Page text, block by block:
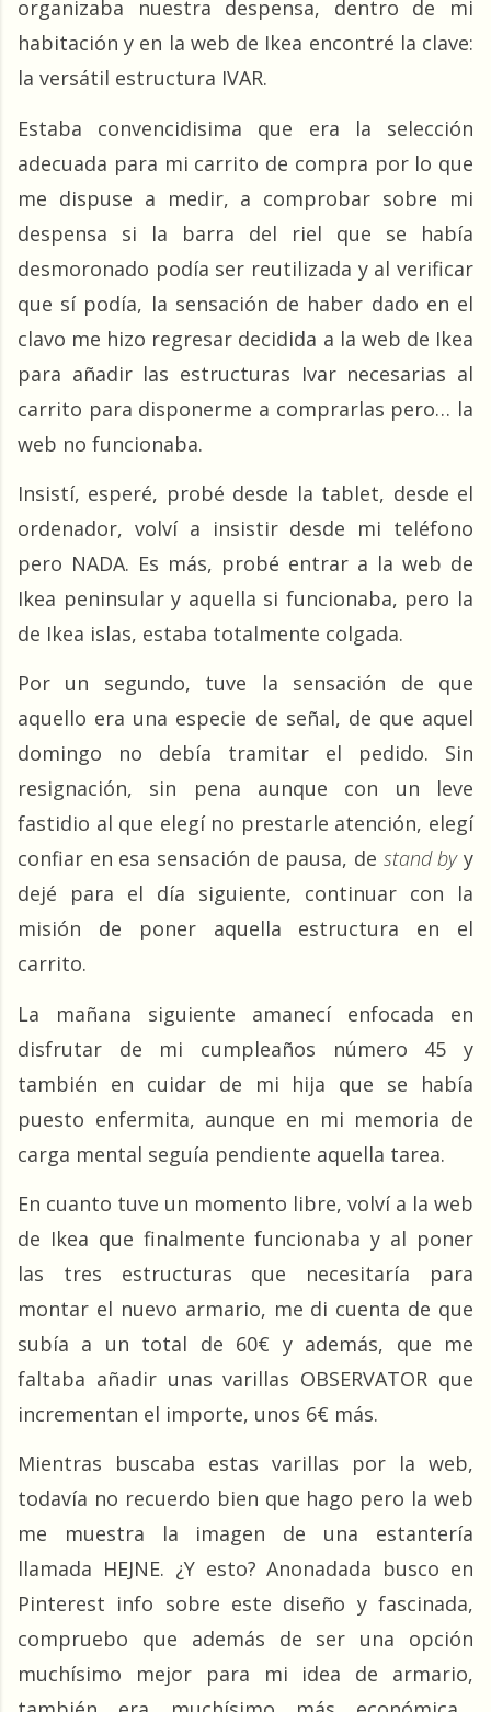
organizaba nuestra despensa, dentro de mi
habitación y en la web de Ikea encontré la clave:
la versátil estructura IVAR.
Estaba convencidisima que era la selección
adecuada para mi carrito de compra por lo que
me dispuse a medir, a comprobar sobre mi
despensa si la barra del riel que se había
desmoronado podía ser reutilizada y al verificar
que sí podía, la sensación de haber dado en el
clavo me hizo regresar decidida a la web de Ikea
para añadir las estructuras Ivar necesarias al
carrito para disponerme a comprarlas pero… la
web no funcionaba.
Insistí, esperé, probé desde la tablet, desde el
ordenador, volví a insistir desde mi teléfono
pero NADA. Es más, probé entrar a la web de
Ikea peninsular y aquella si funcionaba, pero la
de Ikea islas, estaba totalmente colgada.
Por un segundo, tuve la sensación de que
aquello era una especie de señal, de que aquel
domingo no debía tramitar el pedido. Sin
resignación, sin pena aunque con un leve
fastidio al que elegí no prestarle atención, elegí
confiar en esa sensación de pausa, de stand by y
dejé para el día siguiente, continuar con la
misión de poner aquella estructura en el
carrito.
La mañana siguiente amanecí enfocada en
disfrutar de mi cumpleaños número 45 y
también en cuidar de mi hija que se había
puesto enfermita, aunque en mi memoria de
carga mental seguía pendiente aquella tarea.
En cuanto tuve un momento libre, volví a la web
de Ikea que finalmente funcionaba y al poner
las tres estructuras que necesitaría para
montar el nuevo armario, me di cuenta de que
subía a un total de 60€ y además, que me
faltaba añadir unas varillas OBSERVATOR que
incrementan el importe, unos 6€ más.
Mientras buscaba estas varillas por la web,
todavía no recuerdo bien que hago pero la web
me muestra la imagen de una estantería
llamada HEJNE. ¿Y esto? Anonadada busco en
Pinterest info sobre este diseño y fascinada,
compruebo que además de ser una opción
muchísimo mejor para mi idea de armario,